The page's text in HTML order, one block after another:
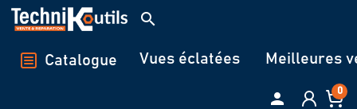
Panneau de gestion des cookies
search
Catalogue Vues éclatées Meilleures
 0